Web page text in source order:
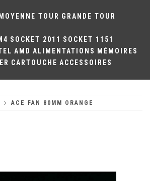
MOYENNE TOUR GRANDE TOUR
SOCKET 2011
SOCKET 1151
AMD ALIMENTATIONS
MÉMOIRES
CARTOUCHE ACCESSOIRES
ACE FAN 80MM ORANGE